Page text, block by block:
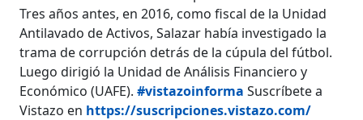
Tres años antes, en 2016, como fiscal de la Unidad
Antilavado de Activos, Salazar había investigado la
trama de corrupción detrás de la cúpula del fútbol.
Luego dirigió la Unidad de Análisis Financiero y
Económico (UAFE).#vistazoinforma Suscríbete a
Vistazo en https://suscripciones.vistazo.com/